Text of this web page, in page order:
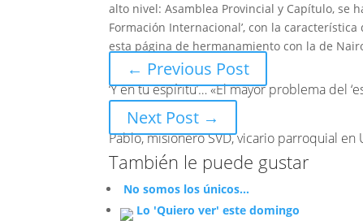
alto nivel: Asamblea Provincial y Capítulo, se
Formación Internacional’, con la
esta página de hermanamiento con la de
← Previous Post
‘Y en tu espíritu’… «El mayor problema del
Next Post →
Pablo, misionero SVD, vicario parroquial
También le puede gustar
No somos los únicos...
Lo 'Quiero ver' este domingo